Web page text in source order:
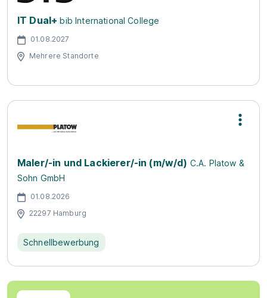
IT Dual+ bib International College
01.08.2027
Mehrere Standorte
Maler/-in und Lackierer/-in (m/w/d) C.A. Platow &
Sohn GmbH
01.08.2026
22297 Hamburg
Schnellbewerbung